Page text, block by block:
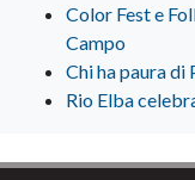
Color Fest e
Campo
Chi ha paura di
Rio Elba